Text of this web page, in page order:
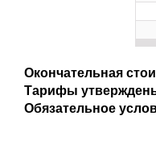
Окончательная
Тарифы
Обязательное